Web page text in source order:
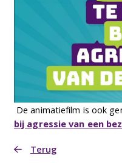
De animatiefilm is ook
bij agressie van een
Terug